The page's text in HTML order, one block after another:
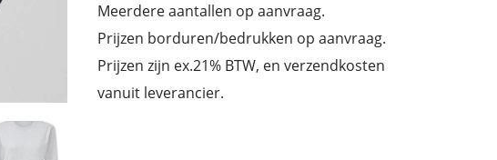
Meerdere aantallen op aanvraag.
Prijzen borduren/bedrukken op aanvraag.
Prijzen zijn ex.21% BTW, en verzendkosten
vanuit leverancier.